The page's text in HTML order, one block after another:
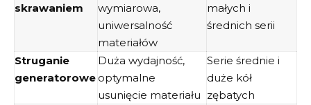
skrawaniem
wymiarowa,
uniwersalność
materiałów
małych i
średnich serii
Struganie
generatorowe
Duża wydajność,
optymalne
usunięcie materiału
Serie średnie i
duże kół
zębatych